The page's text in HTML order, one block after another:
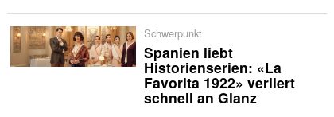
Schwerpunkt
Spanien liebt
Historienserien: «La
Favorita 1922» verliert
schnell an Glanz